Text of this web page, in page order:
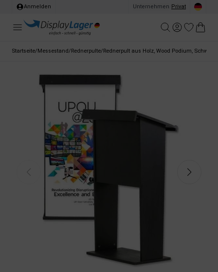
Anmelden Unternehmen Privat
Startseite/Messestand/Rednerpulte/Rednerpult aus Holz, Wood Podium, Schwarz